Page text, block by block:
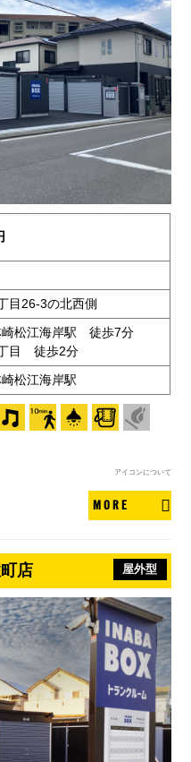
目26-3の北西側
崎松江海岸駅 徒歩7分
丁目 徒歩2分
崎松江海岸駅
アイコンについて
MORE
店 屋外型